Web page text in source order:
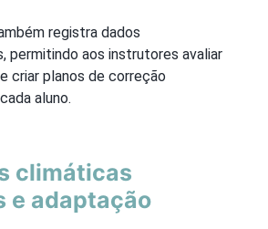
registra dados
permitindo aos instrutores avaliar
criar planos de correção
aluno.
climáticas
e adaptação